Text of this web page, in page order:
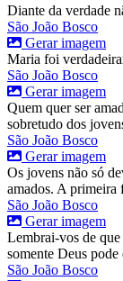
Diante da verdade
São João Bosco
Gerar imagem
Maria foi
São João Bosco
Gerar imagem
Quem quer ser
sobretudo dos
São João Bosco
Gerar imagem
Os jovens não só
amados. A primeira
São João Bosco
Gerar imagem
Lembrai-vos de que
somente Deus pode
São João Bosco